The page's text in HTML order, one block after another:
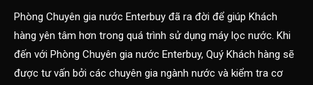
Phòng Chuyên gia nước Enterbuy đã ra đời để giúp Khách
hàng yên tâm hơn trong quá trình sử dụng máy lọc nước. Khi
đến với Phòng Chuyên gia nước Enterbuy, Quý Khách hàng sẽ
được tư vấn bởi các chuyên gia ngành nước và kiểm tra cơ